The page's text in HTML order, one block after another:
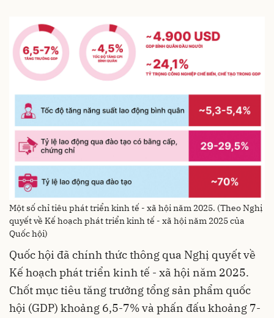
Một số chỉ tiêu phát triển kinh tế - xã hội năm 2025. (Theo Nghị
quyết về Kế hoạch phát triển kinh tế - xã hội năm 2025 của
Quốc hội)
Quốc hội đã chính thức thông qua Nghị quyết về
Kế hoạch phát triển kinh tế - xã hội năm 2025.
Chốt mục tiêu tăng trưởng tổng sản phẩm quốc
hội (GDP) khoảng 6,5-7% và phấn đấu khoảng 7-